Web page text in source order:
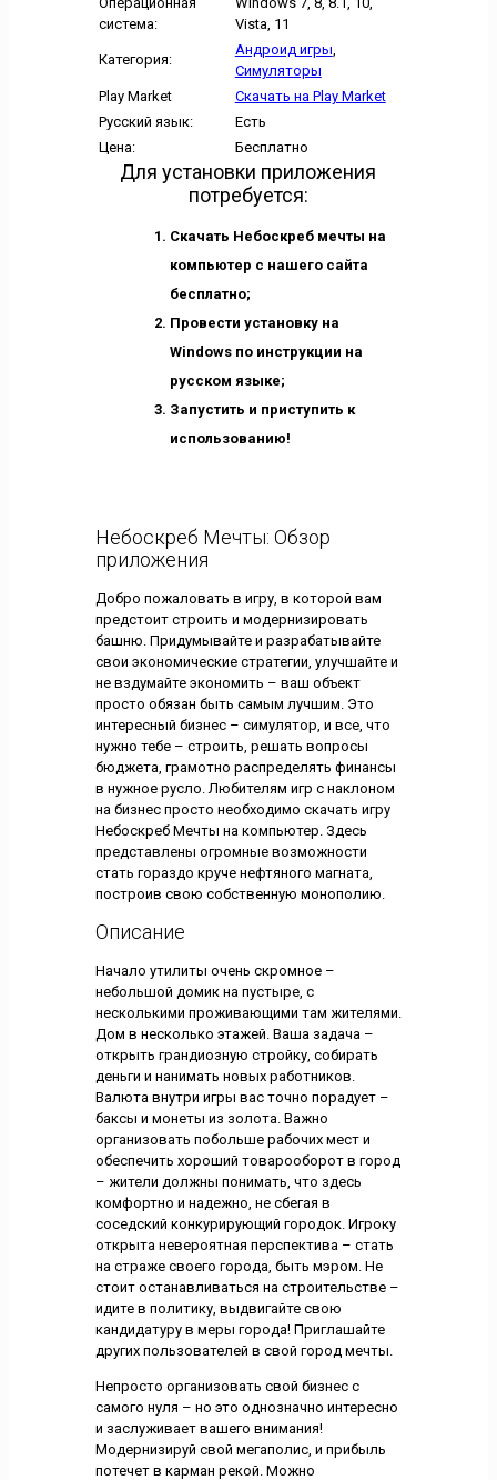
система:
Vista, 11
Категория:
Андроид игры,
Симуляторы
Play Market
Скачать на Play Market
Русский язык:
Есть
Цена:
Бесплатно
Для установки приложения
потребуется:
Скачать Небоскреб мечты на
компьютер с нашего сайта
бесплатно;
Провести установку на
Windows по инструкции на
русском языке;
Запустить и приступить к
использованию!
Небоскреб Мечты: Обзор
приложения
Добро пожаловать в игру, в которой вам
предстоит строить и модернизировать
башню. Придумывайте и разрабатывайте
свои экономические стратегии, улучшайте и
не вздумайте экономить – ваш объект
просто обязан быть самым лучшим. Это
интересный бизнес – симулятор, и все, что
нужно тебе – строить, решать вопросы
бюджета, грамотно распределять финансы
в нужное русло. Любителям игр с наклоном
на бизнес просто необходимо скачать игру
Небоскреб Мечты на компьютер. Здесь
представлены огромные возможности
стать гораздо круче нефтяного магната,
построив свою собственную монополию.
Описание
Начало утилиты очень скромное –
небольшой домик на пустыре, с
несколькими проживающими там жителями.
Дом в несколько этажей. Ваша задача –
открыть грандиозную стройку, собирать
деньги и нанимать новых работников.
Валюта внутри игры вас точно порадует –
баксы и монеты из золота. Важно
организовать побольше рабочих мест и
обеспечить хороший товарооборот в город
– жители должны понимать, что здесь
комфортно и надежно, не сбегая в
соседский конкурирующий городок. Игроку
открыта невероятная перспектива – стать
на страже своего города, быть мэром. Не
стоит останавливаться на строительстве –
идите в политику, выдвигайте свою
кандидатуру в меры города! Приглашайте
других пользователей в свой город мечты.
Непросто организовать свой бизнес с
самого нуля – но это однозначно интересно
и заслуживает вашего внимания!
Модернизируй свой мегаполис, и прибыль
потечет в карман рекой. Можно